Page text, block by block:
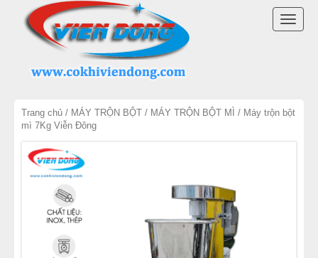
Trang chủ / MÁY TRỘN BỘT / MÁY TRỘN BỘT MÌ
/ Máy trộn bột
mì 7Kg Viễn Đông
DANH MỤC SẢN PHẨM
MÁY TRỘN BỘT
MÁY SE BỘT
MÁY CÁN BỘT
TỦ Ủ BỘT
LÒ NƯỚNG BÁNH MÌ ĐỐI LƯU